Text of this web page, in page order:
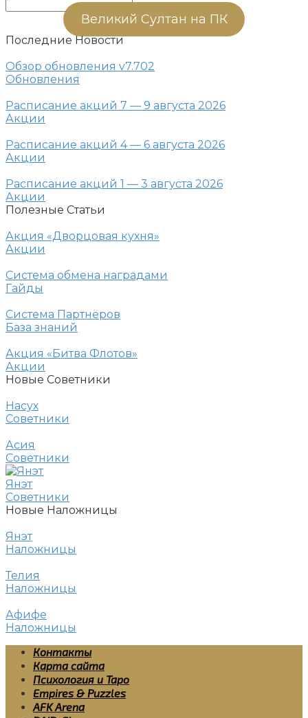
Великий Султан на ПК
Последние Новости
Обзор обновления v7.702
Обновления
Расписание акций 7 — 9 августа 2026
Акции
Расписание акций 4 — 6 августа 2026
Акции
Расписание акций 1 — 3 августа 2026
Акции
Полезные Статьи
Акция «Дворцовая кухня»
Акции
Система обмена наградами
Гайды
Система Партнёров
База знаний
Акция «Битва Флотов»
Акции
Новые Советники
Насух
Советники
Асия
Советники
Янэт
Советники
Новые Наложницы
Янэт
Наложницы
Телия
Наложницы
Афифе
Наложницы
Контакты
Карта сайта
Психология и Таро
Empires & Puzzles
AFK Arena